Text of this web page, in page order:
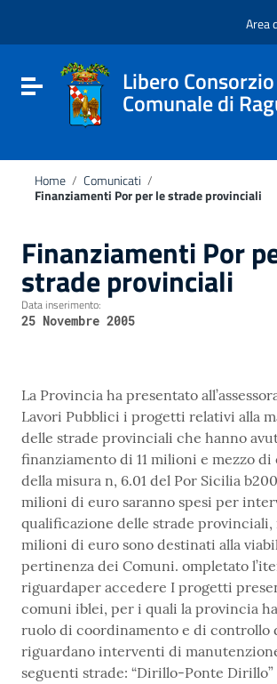
sito
include
Vai al footer
Area
Attiva / disattiva la navigazione
Libero Consorzio
Comunale di
Home / Comunicati /
Finanziamenti Por per le strade provinciali
Finanziamenti Por
strade provinciali
Data inserimento:
25 Novembre 2005
La Provincia ha presentato
Lavori Pubblici i progetti relativi alla
delle strade provinciali che hanno
finanziamento di 11 milioni e mezzo
della misura n, 6.01 del Por Sicilia
milioni di euro saranno spesi per
qualificazione delle strade provinciali,
milioni di euro sono destinati alla
pertinenza dei Comuni. ompletato
riguardaper accedere I progetti
comuni iblei, per i quali la provincia
ruolo di coordinamento e di controllo
riguardano interventi di
seguenti strade: “Dirillo-Ponte